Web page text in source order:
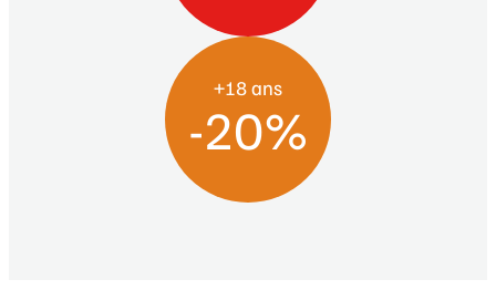
+18 ans
-20%